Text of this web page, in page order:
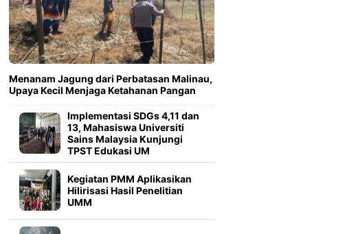
Menanam Jagung dari Perbatasan Malinau,
Upaya Kecil Menjaga Ketahanan Pangan
Implementasi SDGs 4,11 dan
13, Mahasiswa Universiti
Sains Malaysia Kunjungi
TPST Edukasi UM
Kegiatan PMM Aplikasikan
Hilirisasi Hasil Penelitian
UMM